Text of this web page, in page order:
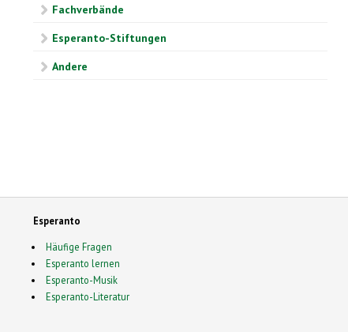
Fachverbände
Esperanto-Stiftungen
Andere
Esperanto
Häufige Fragen
Esperanto lernen
Esperanto-Musik
Esperanto-Literatur